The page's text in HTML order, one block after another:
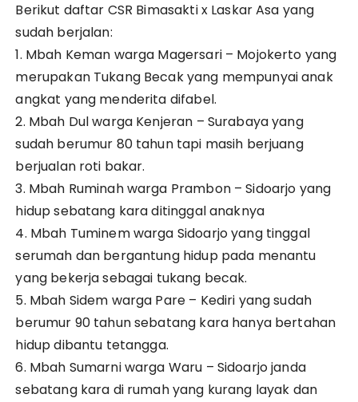
Berikut daftar CSR Bimasakti x Laskar Asa yang
sudah berjalan:
1. Mbah Keman warga Magersari – Mojokerto yang
merupakan Tukang Becak yang mempunyai anak
angkat yang menderita difabel.
2. Mbah Dul warga Kenjeran – Surabaya yang
sudah berumur 80 tahun tapi masih berjuang
berjualan roti bakar.
3. Mbah Ruminah warga Prambon – Sidoarjo yang
hidup sebatang kara ditinggal anaknya
4. Mbah Tuminem warga Sidoarjo yang tinggal
serumah dan bergantung hidup pada menantu
yang bekerja sebagai tukang becak.
5. Mbah Sidem warga Pare – Kediri yang sudah
berumur 90 tahun sebatang kara hanya bertahan
hidup dibantu tetangga.
6. Mbah Sumarni warga Waru – Sidoarjo janda
sebatang kara di rumah yang kurang layak dan